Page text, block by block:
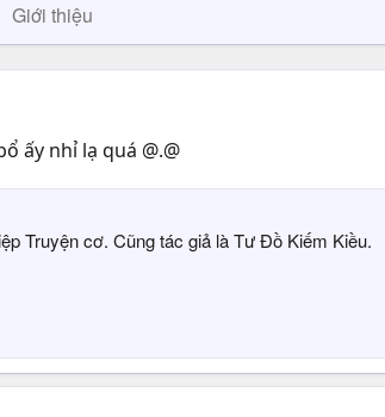
Giới thiệu
ấy nhỉ lạ quá @.@
Truyện cơ. Cũng tác giả là Tư Đồ Kiếm Kiều.